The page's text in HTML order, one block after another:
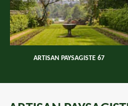
ARTISAN PAYSAGISTE 67